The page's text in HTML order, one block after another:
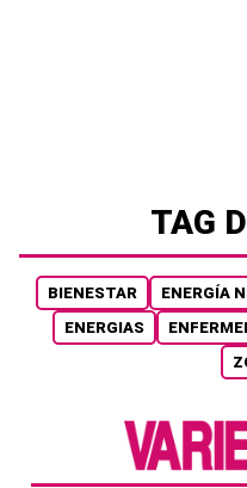
TAG
BIENESTAR ENERGÍA
ENERGIAS